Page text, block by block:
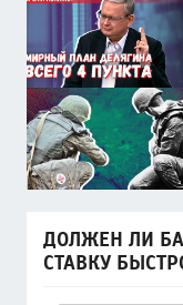
ДОЛЖЕН ЛИ
СТАВКУ